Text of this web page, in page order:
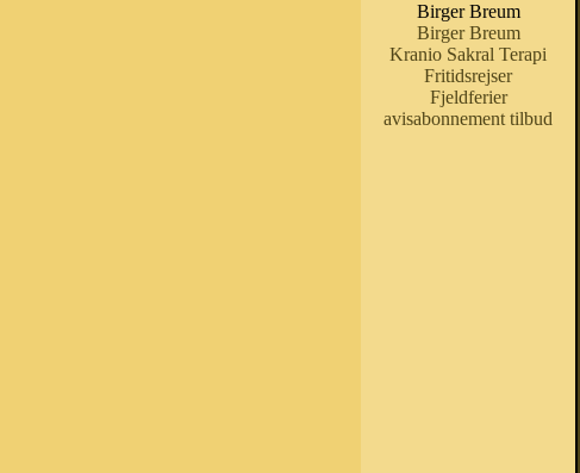
Birger Breum
Birger Breum
Kranio Sakral Terapi
Fritidsrejser
Fjeldferier
avisabonnement tilbud